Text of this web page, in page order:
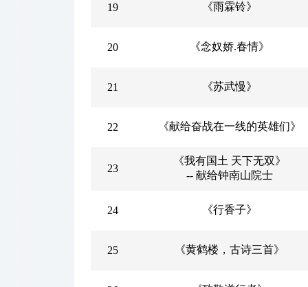
19 《雨霖铃》
20 《念奴娇.春情》
21 《苏武慢》
22 《献给奋战在一线的英雄们》
23
《我有国土 天下无双》
-- 献给钟南山院士
24 《行香子》
25 《黄鹤楼，古诗三首》